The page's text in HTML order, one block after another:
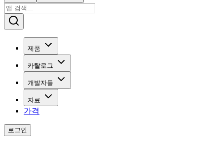
제품
카탈로그
개발자들
자료
가격
로그인